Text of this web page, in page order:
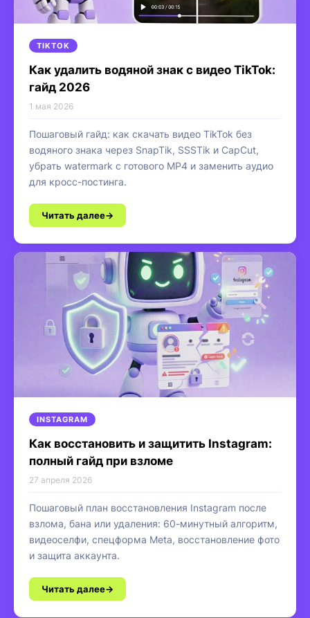
TIKTOK
Как удалить водяной знак с видео TikTok:
гайд 2026
1 мая 2026
Пошаговый гайд: как скачать видео TikTok без
водяного знака через SnapTik, SSSTik и CapCut,
убрать watermark с готового MP4 и заменить аудио
для кросс-постинга.
Читать далее
INSTAGRAM
Как восстановить и защитить Instagram:
полный гайд при взломе
27 апреля 2026
Пошаговый план восстановления Instagram после
взлома, бана или удаления: 60-минутный алгоритм,
видеоселфи, спецформа Meta, восстановление фото
и защита аккаунта.
Читать далее